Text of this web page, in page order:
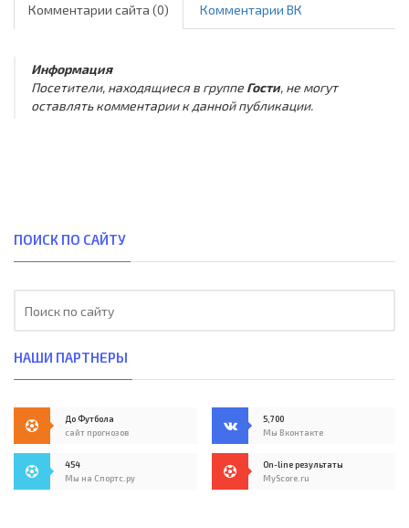
Комментарии сайта (0) Комментарии ВК
Информация
Посетители, находящиеся в группе Гости, не могут
оставлять комментарии к данной публикации.
ПОИСК ПО САЙТУ
НАШИ ПАРТНЕРЫ
До Футбола
сайт прогнозов
5,700
Мы Вконтакте
454
Мы на Спортс.ру
On-line результаты
MyScore.ru